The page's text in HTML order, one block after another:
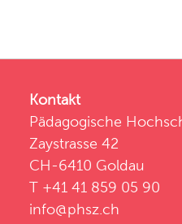
Kontakt
Pädagogische
Zaystrasse 42
CH-6410 Goldau
T +41 41 859 05 90
info@phsz.ch